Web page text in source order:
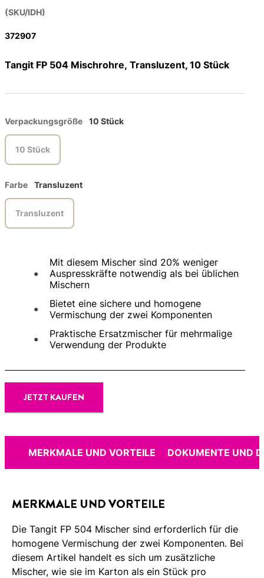
(SKU/IDH)
372907
Tangit FP 504 Mischrohre, Transluzent, 10 Stück
Verpackungsgröße 10 Stück
10 Stück
Farbe Transluzent
Transluzent
Mit diesem Mischer sind 20% weniger
Auspresskräfte notwendig als bei üblichen
Mischern
Bietet eine sichere und homogene
Vermischung der zwei Komponenten
Praktische Ersatzmischer für mehrmalige
Verwendung der Produkte
JETZT KAUFEN
MERKMALE UND VORTEILE DOKUMENTE UND
MERKMALE UND VORTEILE
Die Tangit FP 504 Mischer sind erforderlich für die
homogene Vermischung der zwei Komponenten. Bei
diesem Artikel handelt es sich um zusätzliche
Mischer, wie sie im Karton als ein Stück pro